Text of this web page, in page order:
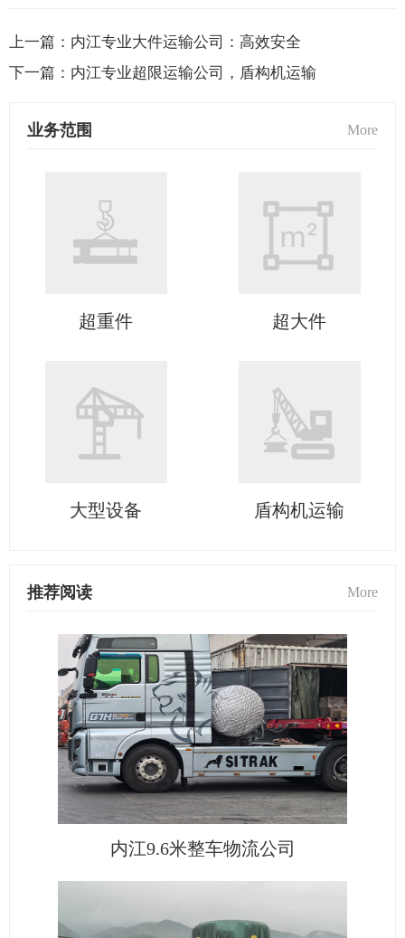
上一篇： 内江专业大件运输公司：高效安全
下一篇： 内江专业超限运输公司，盾构机运输
业务范围 More
超重件 超大件
大型设备 盾构机运输
推荐阅读 More
内江9.6米整车物流公司